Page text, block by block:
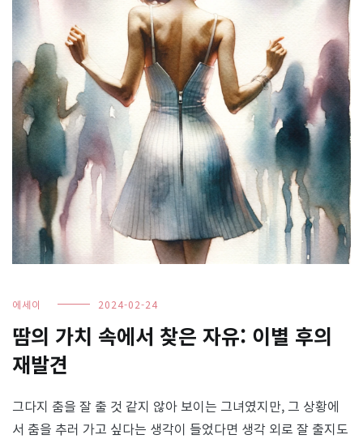
에세이 2024-02-24
땀의 가치 속에서 찾은 자유: 이별 후의
재발견
그다지 춤을 잘 출 것 같지 않아 보이는 그녀였지만, 그 상황에
서 춤을 추러 가고 싶다는 생각이 들었다면 생각 외로 잘 출지도